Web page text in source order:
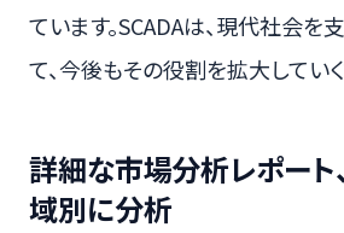
ています。SCADAは、現代社会を
て、今後もその役割を拡大していく
詳細な市場分析レポート
域別に分析